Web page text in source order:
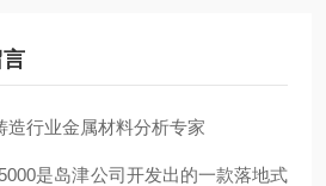
造行业金属材料分析专家
是岛津公司开发出的一款落地式